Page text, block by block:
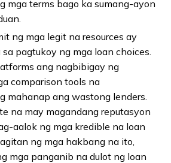
mga terms bago ka sumang-ayon
ng mga legit na resources ay
pagtukoy ng mga loan choices.
ang nagbibigay ng
comparison tools na
mahanap ang wastong lenders.
na may magandang reputasyon
aalok ng mga kredible na loan
ng mga hakbang na ito,
mga panganib na dulot ng loan